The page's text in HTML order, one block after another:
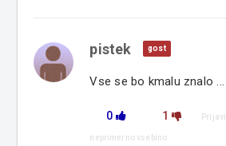
pistek gost
Vse se bo kmalu znalo ...
0 1 Prijavi
neprimerno vsebino